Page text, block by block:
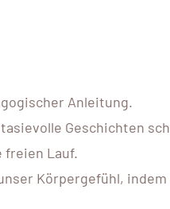
Anleitung.
Geschichten
freien Lauf.
Körpergefühl,